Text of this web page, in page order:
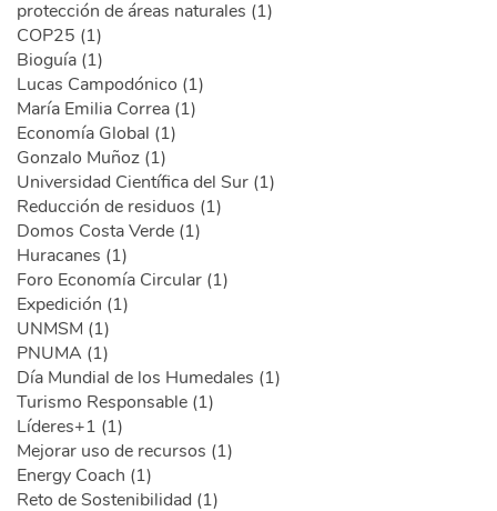
protección de áreas naturales (1)
COP25 (1)
Bioguía (1)
Lucas Campodónico (1)
María Emilia Correa (1)
Economía Global (1)
Gonzalo Muñoz (1)
Universidad Científica del Sur (1)
Reducción de residuos (1)
Domos Costa Verde (1)
Huracanes (1)
Foro Economía Circular (1)
Expedición (1)
UNMSM (1)
PNUMA (1)
Día Mundial de los Humedales (1)
Turismo Responsable (1)
Líderes+1 (1)
Mejorar uso de recursos (1)
Energy Coach (1)
Reto de Sostenibilidad (1)